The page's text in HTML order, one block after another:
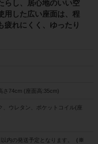
らし、居心地のいい空
用した広い座面は、程
疲れにくく、ゆったり
さ74cm (座面高:35cm)
、ウレタン、ポケットコイル(座
内の発送予定となります。
（※